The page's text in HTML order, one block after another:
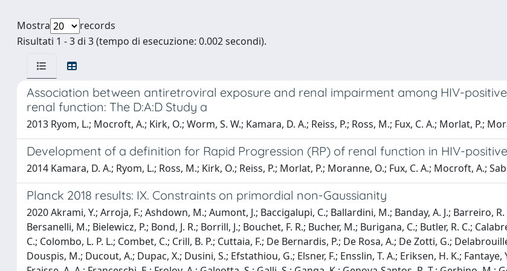
Mostra
records
Risultati 1 - 3 di 3 (tempo di esecuzione: 0.002 secondi).
Association between antiretroviral exposure and renal impairment among HIV-
renal function: The D:A:D Study a
2013 Ryom, L.; Mocroft, A.; Kirk, O.; Worm, S. W.; Kamara, D. A.; Reiss, P.; Ross, M.; Fux, C. A.; Morlat, P.;
Development of a definition for Rapid Progression (RP) of renal function in HIV-
2014 Kamara, D. A.; Ryom, L.; Ross, M.; Kirk, O.; Reiss, P.; Morlat, P.; Moranne, O.; Fux, C. A.; Mocroft, A.;
Planck 2018 results: IX. Constraints on primordial non-Gaussianity
2020 Akrami, Y.; Arroja, F.; Ashdown, M.; Aumont, J.; Baccigalupi, C.; Ballardini, M.; Banday, A. J.; Barreiro,
Bersanelli, M.; Bielewicz, P.; Bond, J. R.; Borrill, J.; Bouchet, F. R.; Bucher, M.; Burigana, C.; Butler, R. C.;
C.; Colombo, L. P. L.; Combet, C.; Crill, B. P.; Cuttaia, F.; De Bernardis, P.; De Rosa, A.; De Zotti, G.;
Douspis, M.; Ducout, A.; Dupac, X.; Dusini, S.; Efstathiou, G.; Elsner, F.; Ensslin, T. A.; Eriksen, H. K.;